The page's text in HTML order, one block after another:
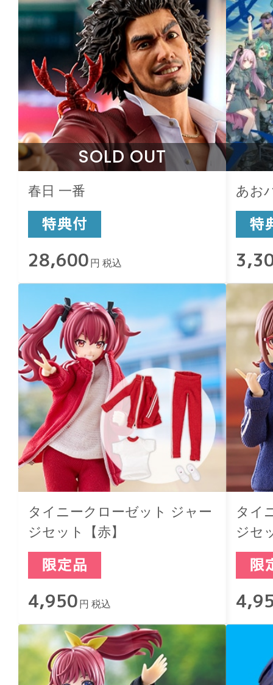
SOLD OUT
春日 一番
28,600 円 税込
あお
タイニークローゼット ジャー
ジセット【赤】
4,950 円 税込
タイ
ジセ